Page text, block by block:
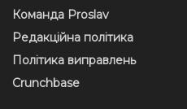
Команда Proslav
Редакційна політика
Політика виправлень
Crunchbase